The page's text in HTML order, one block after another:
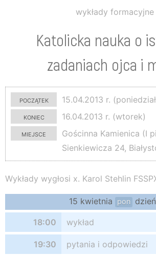
wykłady formacyjne
Katolicka nauka o
zadaniach ojca i
początek
15.04.2013 r.
koniec
16.04.2013 r. (wtorek)
miejsce
Gościnna Kamienica (I
Sienkiewicza 24,
Wykłady wygłosi x. Karol Stehlin
15 kwietnia pon
18:00 wykład
19:30 pytania i odpowiedzi